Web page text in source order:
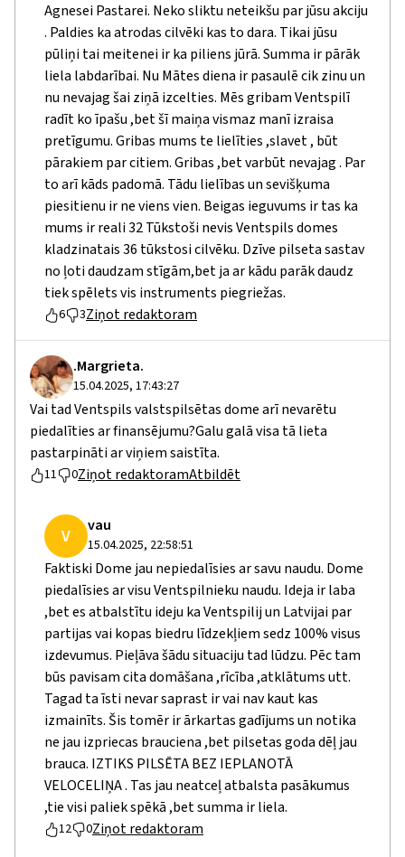
Agnesei Pastarei. Neko sliktu neteikšu par jūsu akciju
. Paldies ka atrodas cilvēki kas to dara. Tikai jūsu
pūliņi tai meitenei ir ka piliens jūrā. Summa ir pārāk
liela labdarībai. Nu Mātes diena ir pasaulē cik zinu un
nu nevajag šai ziņā izcelties. Mēs gribam Ventspilī
radīt ko īpašu ,bet šī maiņa vismaz manī izraisa
pretīgumu. Gribas mums te lielīties ,slavet , būt
pārakiem par citiem. Gribas ,bet varbūt nevajag . Par
to arī kāds padomā. Tādu lielības un sevišķuma
piesitienu ir ne viens vien. Beigas ieguvums ir tas ka
mums ir reali 32 Tūkstoši nevis Ventspils domes
kladzinatais 36 tūkstosi cilvēku. Dzīve pilseta sastav
no ļoti daudzam stīgām,bet ja ar kādu parāk daudz
tiek spēlets vis instruments piegriežas.
6 3Ziņot redaktoram
.Margrieta.
15.04.2025, 17:43:27
Vai tad Ventspils valstspilsētas dome arī nevarētu
piedalīties ar finansējumu?Galu galā visa tā lieta
pastarpināti ar viņiem saistīta.
11 0Ziņot redaktoramAtbildēt
V vau
15.04.2025, 22:58:51
Faktiski Dome jau nepiedalīsies ar savu naudu. Dome
piedalīsies ar visu Ventspilnieku naudu. Ideja ir laba
,bet es atbalstītu ideju ka Ventspilij un Latvijai par
partijas vai kopas biedru līdzekļiem sedz 100% visus
izdevumus. Pieļāva šādu situaciju tad lūdzu. Pēc tam
būs pavisam cita domāšana ,rīcība ,atklātums utt.
Tagad ta īsti nevar saprast ir vai nav kaut kas
izmainīts. Šis tomēr ir ārkartas gadījums un notika
ne jau izpriecas brauciena ,bet pilsetas goda dēļ jau
brauca. IZTIKS PILSĒTA BEZ IEPLANOTĀ
VELOCELIŅA . Tas jau neatceļ atbalsta pasākumus
,tie visi paliek spēkā ,bet summa ir liela.
12 0Ziņot redaktoram